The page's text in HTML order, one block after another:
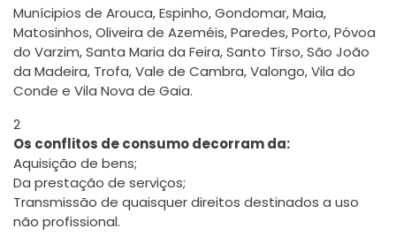
Munícipios de Arouca, Espinho, Gondomar, Maia,
Matosinhos, Oliveira de Azeméis, Paredes, Porto, Póvoa
do Varzim, Santa Maria da Feira, Santo Tirso, São João
da Madeira, Trofa, Vale de Cambra, Valongo, Vila do
Conde e Vila Nova de Gaia.
2
Os conflitos de consumo decorram da:
Aquisição de bens;
Da prestação de serviços;
Transmissão de quaisquer direitos destinados a uso
não profissional.